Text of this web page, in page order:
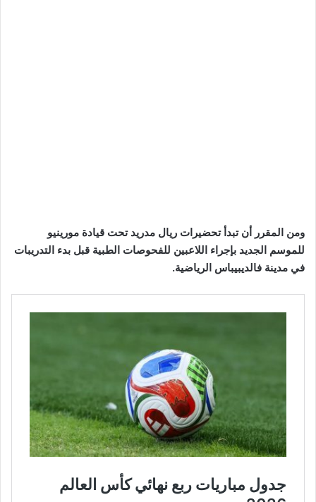
ومن المقرر أن تبدأ تحضيرات ريال مدريد تحت قيادة مورينيو
للموسم الجديد بإجراء اللاعبين للفحوصات الطبية قبل بدء التدريبات
في مدينة فالديبيباس الرياضية.